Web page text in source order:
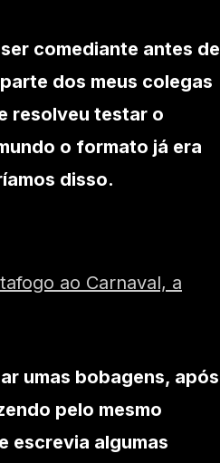
comediante antes de
dos meus colegas
resolveu testar o
o formato já era
disso.
ao Carnaval, a
umas bobagens, após
pelo mesmo
escrevia algumas